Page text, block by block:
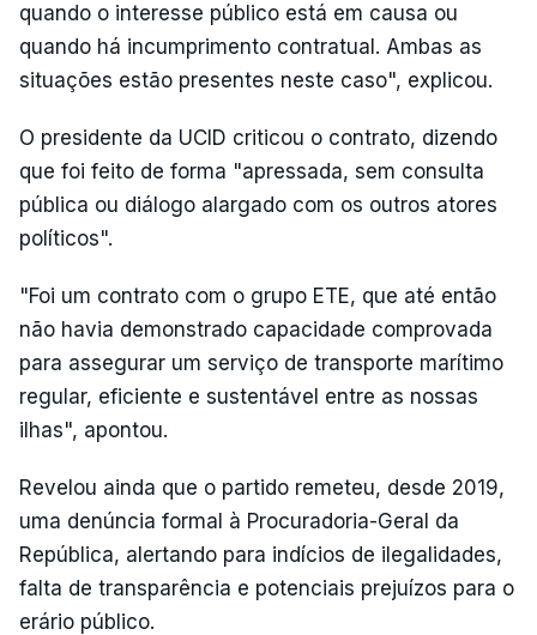
quando o interesse público está em causa ou
quando há incumprimento contratual. Ambas as
situações estão presentes neste caso", explicou.
O presidente da UCID criticou o contrato, dizendo
que foi feito de forma "apressada, sem consulta
pública ou diálogo alargado com os outros atores
políticos".
"Foi um contrato com o grupo ETE, que até então
não havia demonstrado capacidade comprovada
para assegurar um serviço de transporte marítimo
regular, eficiente e sustentável entre as nossas
ilhas", apontou.
Revelou ainda que o partido remeteu, desde 2019,
uma denúncia formal à Procuradoria-Geral da
República, alertando para indícios de ilegalidades,
falta de transparência e potenciais prejuízos para o
erário público.